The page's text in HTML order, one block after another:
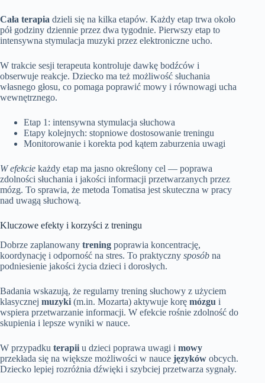
Cała terapia dzieli się na kilka etapów. Każdy etap trwa około
pół godziny dziennie przez dwa tygodnie. Pierwszy etap to
intensywna stymulacja muzyki przez elektroniczne ucho.
W trakcie sesji terapeuta kontroluje dawkę bodźców i
obserwuje reakcje. Dziecko ma też możliwość słuchania
własnego głosu, co pomaga poprawić mowy i równowagi ucha
wewnętrznego.
Etap 1: intensywna stymulacja słuchowa
Etapy kolejnych: stopniowe dostosowanie treningu
Monitorowanie i korekta pod kątem zaburzenia uwagi
W efekcie każdy etap ma jasno określony cel — poprawa
zdolności słuchania i jakości informacji przetwarzanych przez
mózg. To sprawia, że metoda Tomatisa jest skuteczna w pracy
nad uwagą słuchową.
Kluczowe efekty i korzyści z treningu
Dobrze zaplanowany trening poprawia koncentrację,
koordynację i odporność na stres. To praktyczny sposób na
podniesienie jakości życia dzieci i dorosłych.
Badania wskazują, że regularny trening słuchowy z użyciem
klasycznej muzyki (m.in. Mozarta) aktywuje korę mózgu i
wspiera przetwarzanie informacji. W efekcie rośnie zdolność do
skupienia i lepsze wyniki w nauce.
W przypadku terapii u dzieci poprawa uwagi i mowy
przekłada się na większe możliwości w nauce języków obcych.
Dziecko lepiej rozróżnia dźwięki i szybciej przetwarza sygnały.